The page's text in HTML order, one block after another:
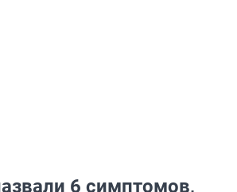
6 симптомов,